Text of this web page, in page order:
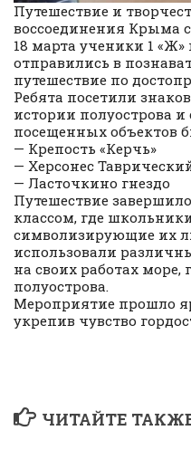
Путешествие и
воссоединения Крыма
18 марта ученики 1 «Ж»
отправились в
путешествие по
Ребята посетили
истории полуострова и
посещенных объектов
— Крепость «Керчь»
— Херсонес
— Ласточкино гнездо
Путешествие
классом, где
символизирующие их
использовали
на своих работах
полуострова.
Мероприятие прошло
укрепив чувство
ЧИТАЙТЕ